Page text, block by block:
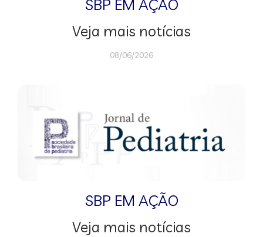
SBP EM AÇÃO
Veja mais notícias
08/06/2026
SBP EM AÇÃO
Veja mais notícias